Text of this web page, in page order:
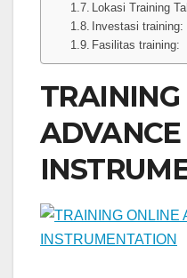
Lokasi Training
Investasi training:
Fasilitas training:
ADVANCE